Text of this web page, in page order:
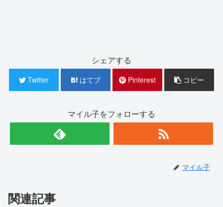
シェアする
Twitter はてブ Pinterest コピー
マイル子をフォローする
マイル子
関連記事